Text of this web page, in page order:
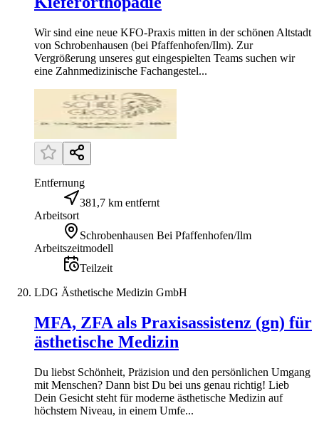
Wir sind eine neue KFO-Praxis mitten in der schönen Altstadt
von Schrobenhausen (bei Pfaffenhofen/Ilm). Zur
Vergrößerung unseres gut eingespielten Teams suchen wir
eine Zahnmedizinische Fachangestel...
Entfernung
381,7 km entfernt
Arbeitsort
Schrobenhausen Bei Pfaffenhofen/Ilm
Arbeitszeitmodell
Teilzeit
LDG Ästhetische Medizin GmbH
MFA, ZFA als Praxisassistenz (gn) für
ästhetische Medizin
Du liebst Schönheit, Präzision und den persönlichen Umgang
mit Menschen? Dann bist Du bei uns genau richtig! Lieb
Dein Gesicht steht für moderne ästhetische Medizin auf
höchstem Niveau, in einem Umfe...